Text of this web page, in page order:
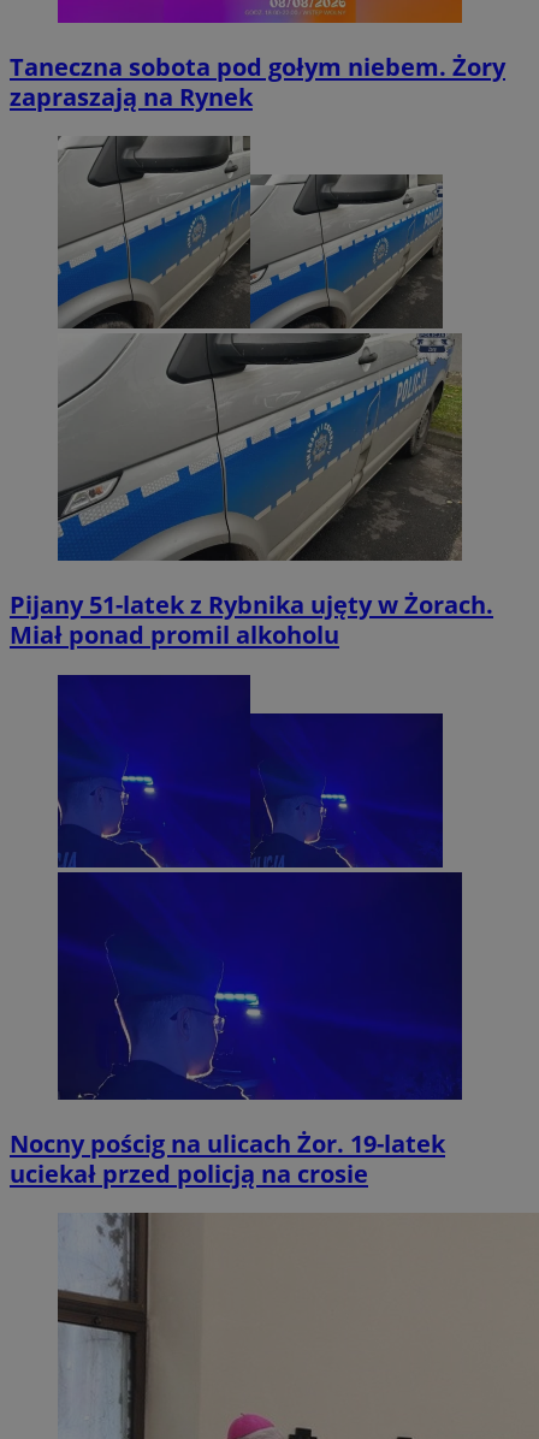
Taneczna sobota pod gołym niebem. Żory
zapraszają na Rynek
Pijany 51-latek z Rybnika ujęty w Żorach.
Miał ponad promil alkoholu
Nocny pościg na ulicach Żor. 19-latek
uciekał przed policją na crosie